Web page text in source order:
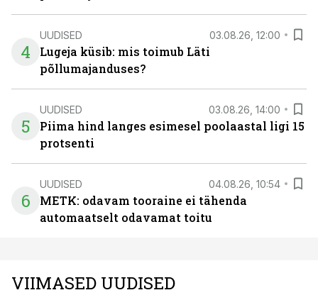
4
UUDISED 03.08.26, 12:00
Lugeja küsib: mis toimub Läti
põllumajanduses?
5
UUDISED 03.08.26, 14:00
Piima hind langes esimesel poolaastal ligi 15
protsenti
6
UUDISED 04.08.26, 10:54
METK: odavam tooraine ei tähenda
automaatselt odavamat toitu
VIIMASED UUDISED